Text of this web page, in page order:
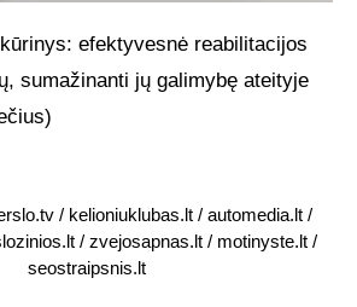
efektyvesnė reabilitacijos
sumažinanti jų galimybę ateityje
/ kelioniuklubas.lt/ automedia.lt/
/ zvejosapnas.lt/ motinyste.lt/
seostraipsnis.lt